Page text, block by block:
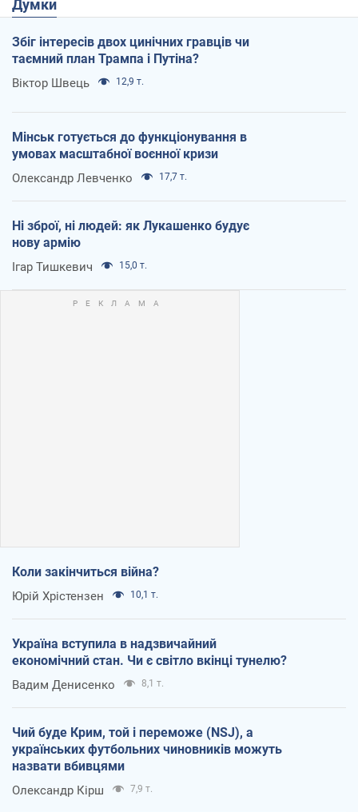
Думки
Збіг інтересів двох цинічних гравців чи
таємний план Трампа і Путіна?
Віктор Швець 12,9 т.
Мінськ готується до функціонування в
умовах масштабної воєнної кризи
Олександр Левченко 17,7 т.
Ні зброї, ні людей: як Лукашенко будує
нову армію
Ігар Тишкевич 15,0 т.
Коли закінчиться війна?
Юрій Хрістензен 10,1 т.
Україна вступила в надзвичайний
економічний стан. Чи є світло вкінці тунелю?
Вадим Денисенко 8,1 т.
Чий буде Крим, той і переможе (NSJ), а
українських футбольних чиновників можуть
назвати вбивцями
Олександр Кірш 7,9 т.